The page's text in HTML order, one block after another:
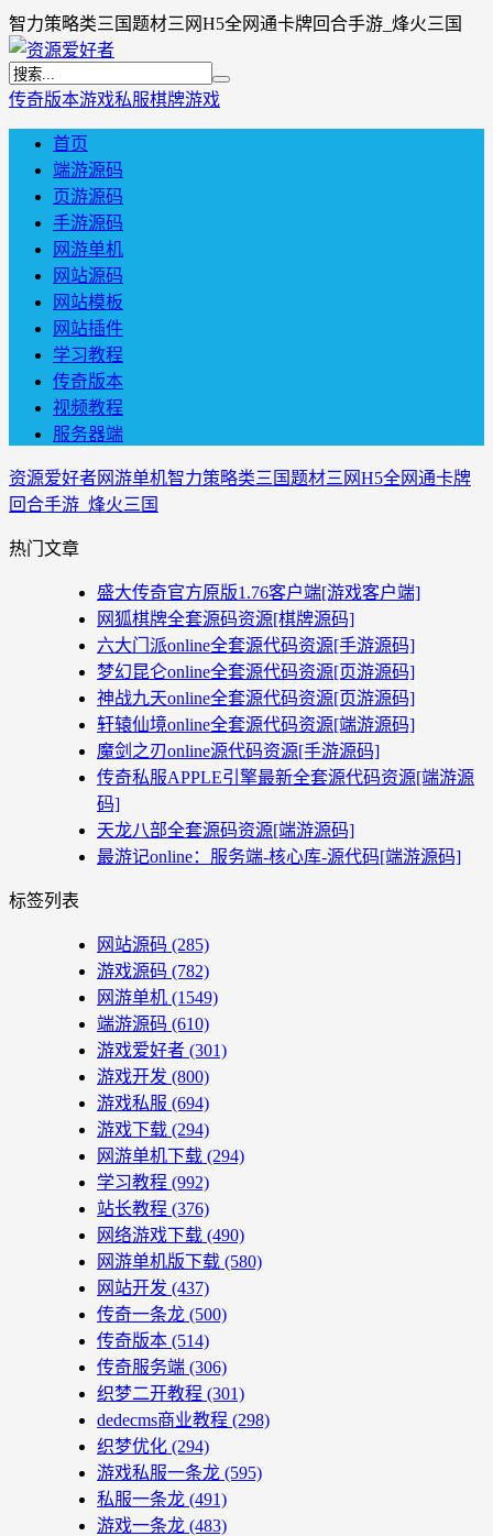
智力策略类三国题材三网H5全网通卡牌回合手游_烽火三国
传奇版本游戏私服棋牌游戏
首页
端游源码
页游源码
手游源码
网游单机
网站源码
网站模板
网站插件
学习教程
传奇版本
视频教程
服务器端
资源爱好者网游单机智力策略类三国题材三网H5全网通卡牌
回合手游_烽火三国
热门文章
盛大传奇官方原版1.76客户端[游戏客户端]
网狐棋牌全套源码资源[棋牌源码]
六大门派online全套源代码资源[手游源码]
梦幻昆仑online全套源代码资源[页游源码]
神战九天online全套源代码资源[页游源码]
轩辕仙境online全套源代码资源[端游源码]
魔剑之刃online源代码资源[手游源码]
传奇私服APPLE引擎最新全套源代码资源[端游源
码]
天龙八部全套源码资源[端游源码]
最游记online：服务端-核心库-源代码[端游源码]
标签列表
网站源码 (285)
游戏源码 (782)
网游单机 (1549)
端游源码 (610)
游戏爱好者 (301)
游戏开发 (800)
游戏私服 (694)
游戏下载 (294)
网游单机下载 (294)
学习教程 (992)
站长教程 (376)
网络游戏下载 (490)
网游单机版下载 (580)
网站开发 (437)
传奇一条龙 (500)
传奇版本 (514)
传奇服务端 (306)
织梦二开教程 (301)
dedecms商业教程 (298)
织梦优化 (294)
游戏私服一条龙 (595)
私服一条龙 (491)
游戏一条龙 (483)